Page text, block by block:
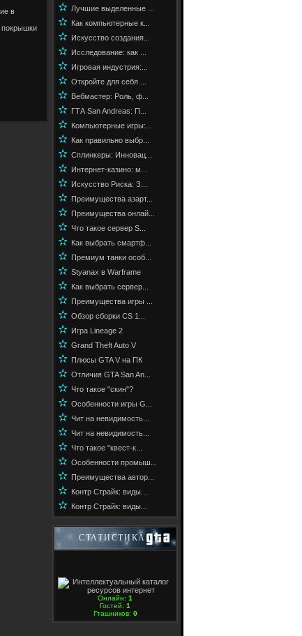
в
покрышки
✫ Лучшие выделенные ...
✫ Как компьютерные к...
✫ Искусство создания...
✫ Исследование: как ...
✫ Игровая индустрия:...
✫ Откройте для себя ...
✫ Вебмастер: Роль, ф...
✫ ГТА San Andreas: П...
✫ Компьютерные игры:...
✫ Как правильно выбр...
✫ Сплинкеры: Инновац...
✫ Интернет-казино: м...
✫ Искусство Риска: З...
✫ Преимущества азарт...
✫ Преимущества онлай...
✫ Что такое сервер S...
✫ Как выбрать смартф...
✫ Премиум танки особ...
✫ Styanax в Warframe
✫ Как выбрать сервер...
✫ Преимущества игры ...
✫ Обзор сборки CS 1...
✫ Игра Lineage 2
✫ Grand Theft Auto V
✫ Плюсы GTA V на ПК
✫ Отличия GTA San An...
✫ Что такое "скин"?
✫ Особенности игры G...
✫ Чит на невидимость...
✫ Чит на невидимость...
✫ Что такое "квест-к...
✫ Особенности промыш...
✫ Преимущества автор...
✫ Контр Страйк: виды...
✫ Контр Страйк: виды...
СТАТИСТИКА
Онлайн: 1
Гостей: 1
Гташников: 0